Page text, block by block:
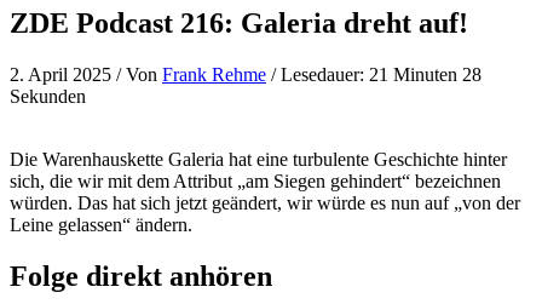
ZDE Podcast 216: Galeria dreht auf!
2. April 2025 / Von Frank Rehme / Lesedauer: 21 Minuten 28
Sekunden
Die Warenhauskette Galeria hat eine turbulente Geschichte hinter
sich, die wir mit dem Attribut „am Siegen gehindert“ bezeichnen
würden. Das hat sich jetzt geändert, wir würde es nun auf „von der
Leine gelassen“ ändern.
Folge direkt anhören